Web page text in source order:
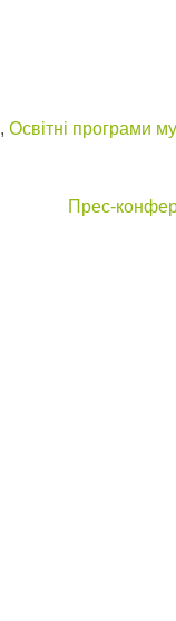
, Освітні програми
Прес-